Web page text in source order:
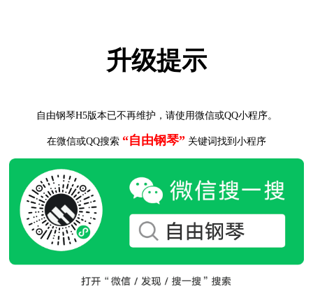
升级提示
自由钢琴H5版本已不再维护，请使用微信或QQ小程序。
在微信或QQ搜索 “自由钢琴” 关键词找到小程序